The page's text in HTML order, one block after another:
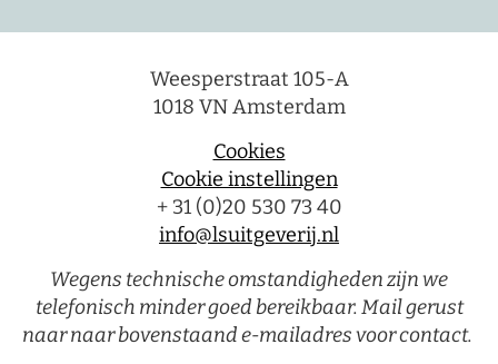
Weesperstraat 105-A
1018 VN Amsterdam
Cookies
Cookie instellingen
+ 31 (0)20 530 73 40
info@lsuitgeverij.nl
Wegens technische omstandigheden zijn we
telefonisch minder goed bereikbaar. Mail gerust
naar naar bovenstaand e-mailadres voor contact.